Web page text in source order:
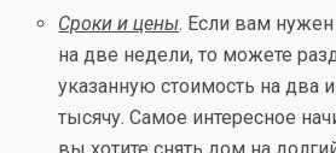
Сроки и цены. Если вам
на две недели, то можете
указанную стоимость на два
тысячу. Самое интересное
вы хотите снять дом на